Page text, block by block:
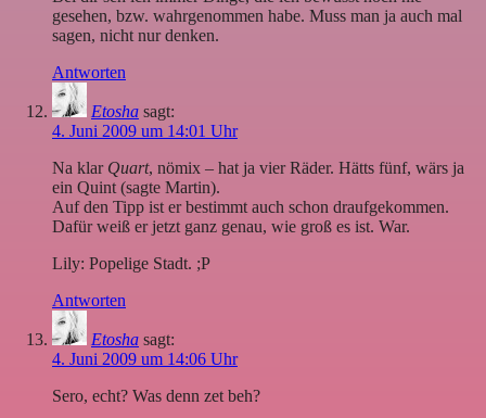
gesehen, bzw. wahrgenommen habe. Muss man ja auch mal
sagen, nicht nur denken.
Antworten
Etosha sagt:
4. Juni 2009 um 14:01 Uhr
Na klar Quart, nömix – hat ja vier Räder. Hätts fünf, wärs ja
ein Quint (sagte Martin).
Auf den Tipp ist er bestimmt auch schon draufgekommen.
Dafür weiß er jetzt ganz genau, wie groß es ist. War.
Lily: Popelige Stadt. ;P
Antworten
Etosha sagt:
4. Juni 2009 um 14:06 Uhr
Sero, echt? Was denn zet beh?